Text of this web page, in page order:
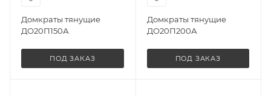
Домкраты тянущие
ДО20П150А
ПОД ЗАКАЗ
Домкраты тянущие
ДО20П200А
ПОД ЗАКАЗ